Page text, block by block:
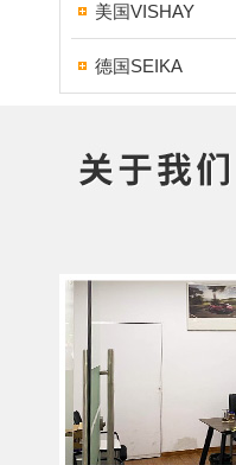
美国VISHAY
德国SEIKA